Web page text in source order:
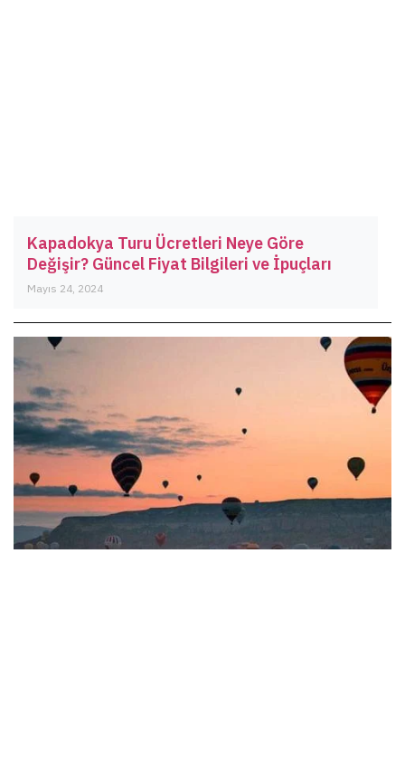
Kapadokya Turu Ücretleri Neye Göre
Değişir? Güncel Fiyat Bilgileri ve İpuçları
Mayıs 24, 2024